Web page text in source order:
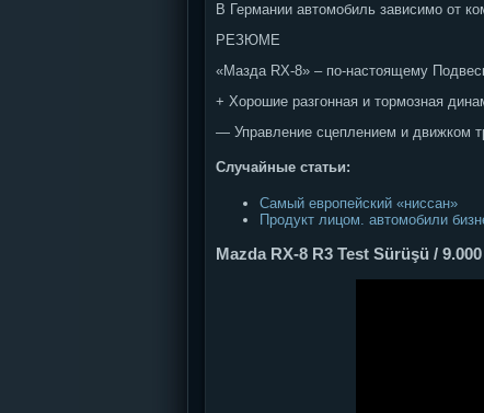
В Германии автомобиль зависимо от
РЕЗЮМЕ
«Мазда RX-8» – по-настоящему
+ Хорошие разгонная и тормозная
— Управление сцеплением и движком
Случайные статьи:
Самый европейский «ниссан»
Продукт лицом. автомобили
Mazda RX-8 R3 Test Sürüşü /